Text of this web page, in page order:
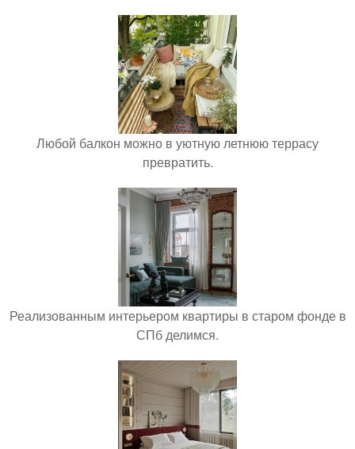
Любой балкон можно в уютную летнюю террасу
превратить.
Реализованным интерьером квартиры в старом фонде в
СПб делимся.